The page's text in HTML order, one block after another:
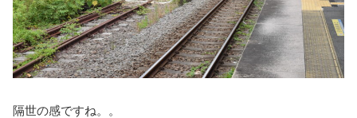
隔世の感ですね。。